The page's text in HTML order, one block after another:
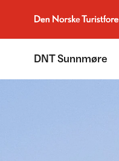
Til DNT.no forside
DNT Sunnmøre